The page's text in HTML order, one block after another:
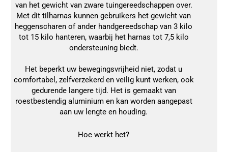
van het gewicht van zware tuingereedschappen over.
Met dit tilharnas kunnen gebruikers het gewicht van
heggenscharen of ander handgereedschap van 3 kilo
tot 15 kilo hanteren, waarbij het harnas tot 7,5 kilo
ondersteuning biedt.
Het beperkt uw bewegingsvrijheid niet, zodat u
comfortabel, zelfverzekerd en veilig kunt werken, ook
gedurende langere tijd. Het is gemaakt van
roestbestendig aluminium en kan worden aangepast
aan uw lengte en houding.
Hoe werkt het?